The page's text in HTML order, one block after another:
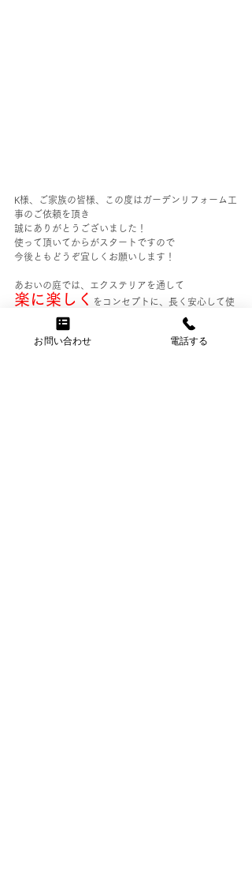
K様、ご家族の皆様、この度はガーデンリフォーム工
事のご依頼を頂き
誠にありがとうございました！
使って頂いてからがスタートですので
今後ともどうぞ宜しくお願いします！
あおいの庭では、エクステリアを通して
楽に楽しく
をコンセプトに、長く安心して使
って頂けるお庭のご提案をしております！
お問い合わせ 電話する